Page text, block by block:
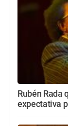
Rubén Rada
expectativa